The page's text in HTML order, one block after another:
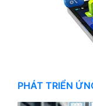
PHÁT TRIỂN